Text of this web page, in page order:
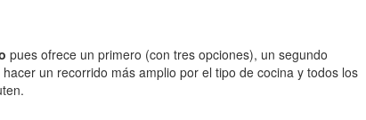
pues ofrece un primero (con tres opciones), un segundo
un recorrido más amplio por el tipo de cocina y todos los